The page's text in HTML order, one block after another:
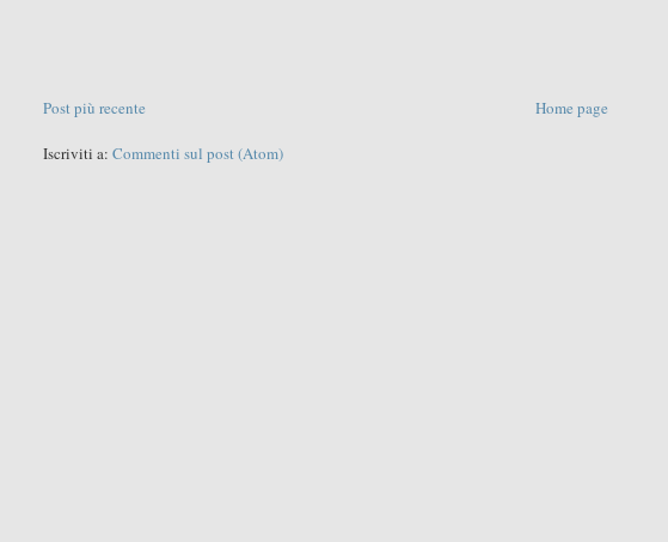
Post più recente Home page
Iscriviti a:Commenti sul post (Atom)